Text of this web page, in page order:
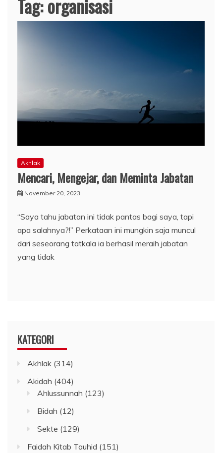
Tag:organisasi
Akhlak
Mencari, Mengejar, dan Meminta Jabatan
November 20, 2023
“Saya tahu jabatan ini tidak pantas bagi saya, tapi
apa salahnya?!” Perkataan ini mungkin saja muncul
dari seseorang tatkala ia berhasil meraih jabatan
yang tidak
KATEGORI
Akhlak (314)
Akidah (404)
Ahlussunnah (123)
Bidah (12)
Sekte (129)
Faidah Kitab Tauhid (151)